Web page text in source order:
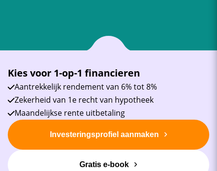
Kies voor 1-op-1 financieren
Aantrekkelijk rendement van 6% tot 8%
Zekerheid van 1e recht van hypotheek
Maandelijkse rente uitbetaling
Investeringsprofiel aanmaken
Gratis e-book